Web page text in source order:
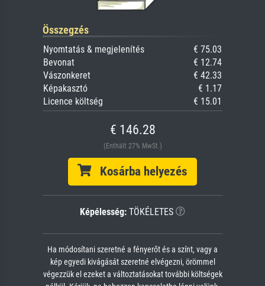
Összegzés
Nyomtatás & megjelenítés
€ 75.03
Bevonat
€ 12.74
Vászonkeret
€ 42.33
Képakasztó
€ 1.17
Licence költség
€ 15.01
€ 146.28
(Enthält 27% MwSt.)
Kosárba helyezés
Képélesség: TÖKÉLETES
Ha módosítani szeretné a fényerőt és a színt, vagy a
kép egyedi kivágását szeretné elvégezni, örömmel
végezzük el ezeket a változtatásokat további költségek